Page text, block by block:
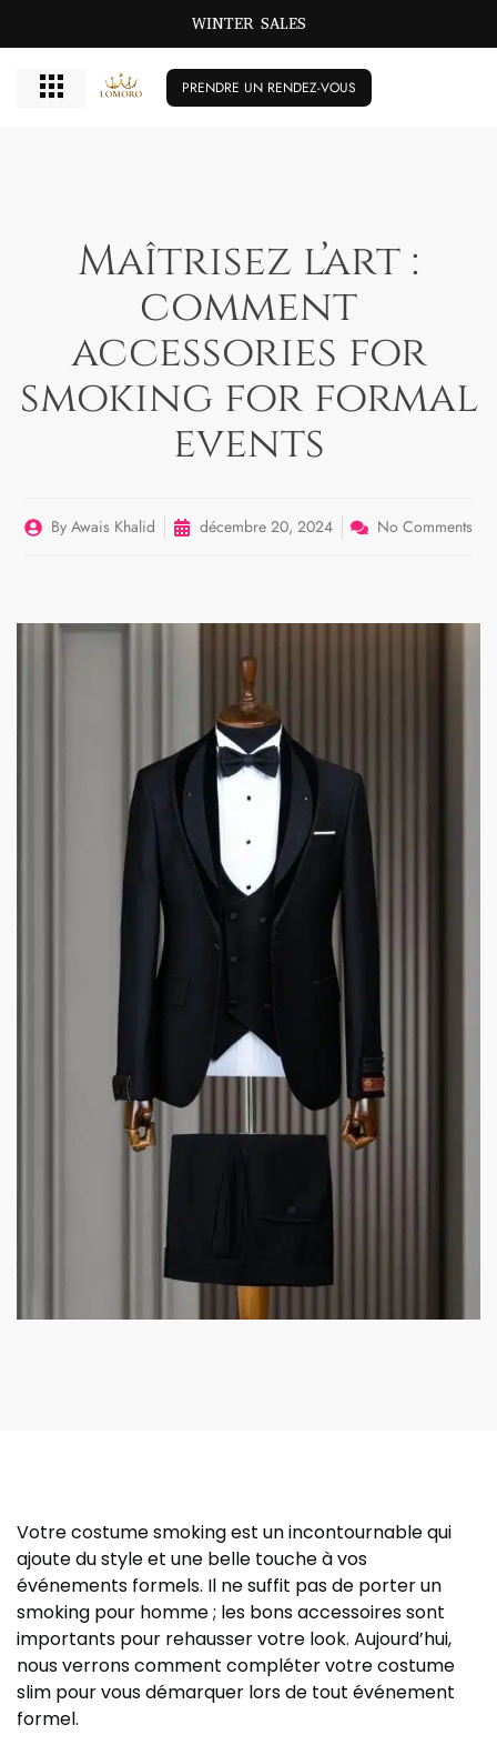
WINTER SALES
PRENDRE UN RENDEZ-VOUS
Maîtrisez l’art :
comment
accessories for
smoking for formal
events
By Awais Khalid décembre 20, 2024 No Comments
Votre costume smoking est un incontournable qui
ajoute du style et une belle touche à vos
événements formels. Il ne suffit pas de porter un
smoking pour homme ; les bons accessoires sont
importants pour rehausser votre look. Aujourd’hui,
nous verrons comment compléter votre costume
slim pour vous démarquer lors de tout événement
formel.